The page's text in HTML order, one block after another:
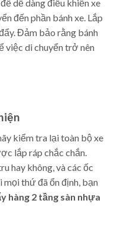
dễ dàng điều khiển xe
đến phần bánh xe. Lắp
Đảm bảo rằng bánh
việc di chuyển trở nên
kiểm tra lại toàn bộ xe
lắp ráp chắc chắn.
hay không, và các ốc
thứ đã ổn định, bạn
hàng 2 tầng sàn nhựa